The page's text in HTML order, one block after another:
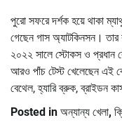
পুরো সফরে দর্শক হয়ে থাকা
গেছেন গাস অ্যাটকিনসন। তার
২০২২ সালে স্টোকস ও প্রধান
আরও পাঁচ টেস্ট খেলেছেন এই
বেথেল, হ্যারি ব্রুক, ব্রাইডন
Posted in অন্যান্য খেলা,